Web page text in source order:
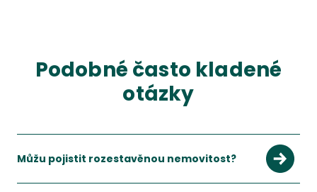
Podobné často kladené
otázky
Můžu pojistit rozestavěnou nemovitost?